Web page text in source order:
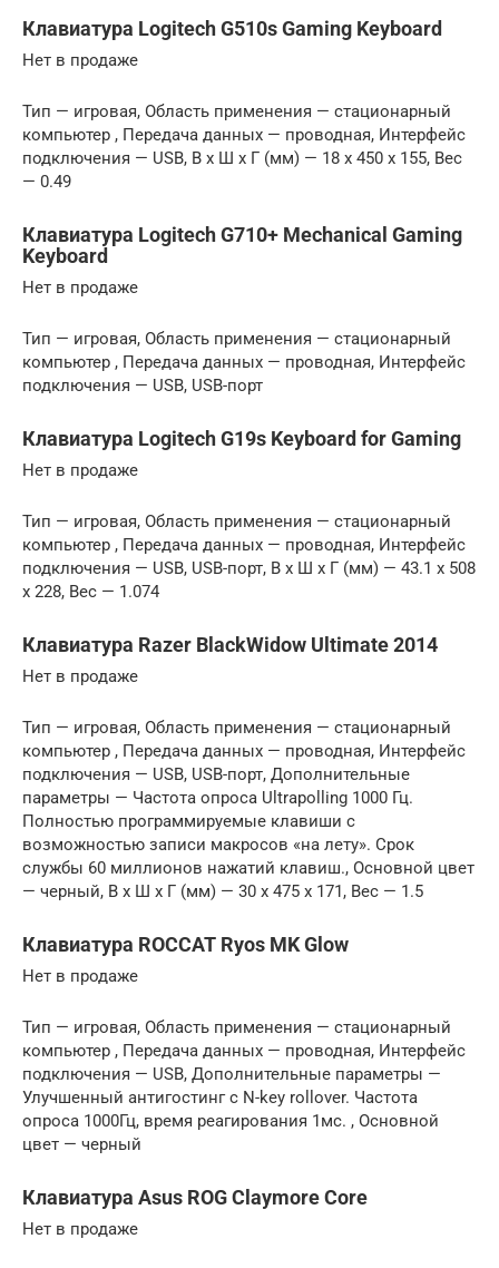
Клавиатура Logitech G510s Gaming Keyboard
Нет в продаже
Тип — игровая, Область применения — стационарный
компьютер , Передача данных — проводная, Интерфейс
подключения — USB, В x Ш x Г (мм) — 18 x 450 x 155, Вес
— 0.49
Клавиатура Logitech G710+ Mechanical Gaming
Keyboard
Нет в продаже
Тип — игровая, Область применения — стационарный
компьютер , Передача данных — проводная, Интерфейс
подключения — USB, USB-порт
Клавиатура Logitech G19s Keyboard for Gaming
Нет в продаже
Тип — игровая, Область применения — стационарный
компьютер , Передача данных — проводная, Интерфейс
подключения — USB, USB-порт, В x Ш x Г (мм) — 43.1 x 508
x 228, Вес — 1.074
Клавиатура Razer BlackWidow Ultimate 2014
Нет в продаже
Тип — игровая, Область применения — стационарный
компьютер , Передача данных — проводная, Интерфейс
подключения — USB, USB-порт, Дополнительные
параметры — Частота опроса Ultrapolling 1000 Гц.
Полностью программируемые клавиши с
возможностью записи макросов «на лету». Срок
службы 60 миллионов нажатий клавиш., Основной цвет
— черный, В x Ш x Г (мм) — 30 x 475 x 171, Вес — 1.5
Клавиатура ROCCAT Ryos MK Glow
Нет в продаже
Тип — игровая, Область применения — стационарный
компьютер , Передача данных — проводная, Интерфейс
подключения — USB, Дополнительные параметры —
Улучшенный антигостинг с N-key rollover. Частота
опроса 1000Гц, время реагирования 1мс. , Основной
цвет — черный
Клавиатура Asus ROG Claymore Core
Нет в продаже